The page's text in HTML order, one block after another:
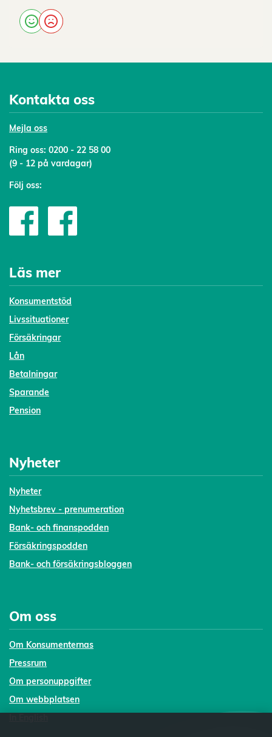
Kontakta oss
Mejla oss
Ring oss: 0200 - 22 58 00
(9 - 12 på vardagar)
Följ oss:
Läs mer
Konsumentstöd
Livssituationer
Försäkringar
Lån
Betalningar
Sparande
Pension
Nyheter
Nyheter
Nyhetsbrev - prenumeration
Bank- och finanspodden
Försäkringspodden
Bank- och försäkringsbloggen
Om oss
Om Konsumenternas
Pressrum
Om personuppgifter
Om webbplatsen